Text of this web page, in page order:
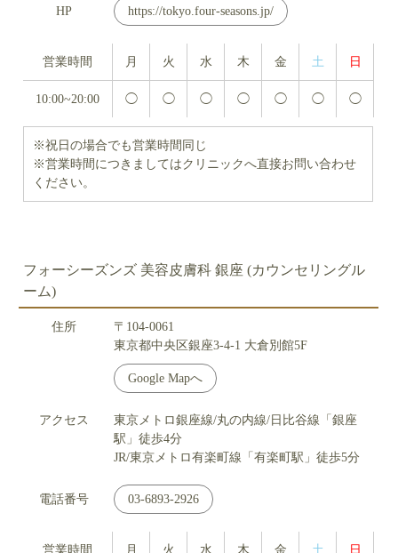
HP https://tokyo.four-seasons.jp/
営業時間 月 火 水 木 金 土 日
10:00~20:00 ◯ ◯ ◯ ◯ ◯ ◯ ◯
※祝日の場合でも営業時間同じ
※営業時間につきましてはクリニックへ直接お問い合わせ
ください。
フォーシーズンズ 美容皮膚科 銀座 (カウンセリングル
ーム)
住所
〒104-0061
東京都中央区銀座3-4-1 大倉別館5F
Google Mapへ
アクセス
東京メトロ銀座線/丸の内線/日比谷線「銀座
駅」徒歩4分
JR/東京メトロ有楽町線「有楽町駅」徒歩5分
電話番号 03-6893-2926
営業時間 月 火 水 木 金 土 日